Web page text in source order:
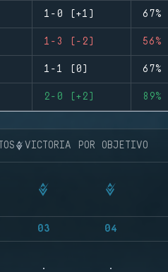
1-0 (+1) 67%
1-3 (-2) 56%
1-1 (0) 67%
2-0 (+2) 89%
VICTORIA POR OBJETIVO
03 04